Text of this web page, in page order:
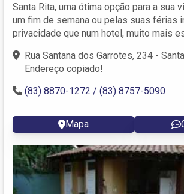
Santa Rita, uma ótima opção para a sua
um fim de semana ou pelas suas férias
privacidade que num hotel, muito mais
Rua Santana dos Garrotes, 234 -
Endereço copiado!
(83) 8870-1272 / (83) 8757-5090
Mapa